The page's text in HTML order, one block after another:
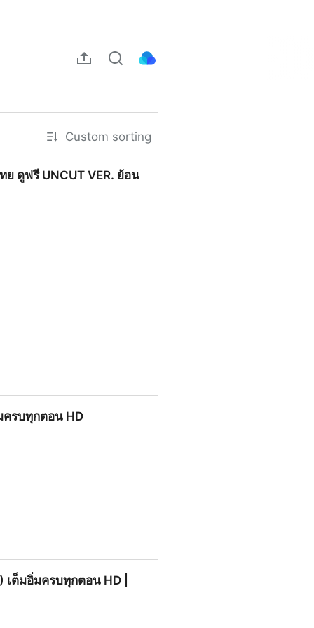
Custom sorting
ดูฟรี UNCUT VER. ย้อน
ครบทุกตอน HD
ต็มอิ่มครบทุกตอน HD |